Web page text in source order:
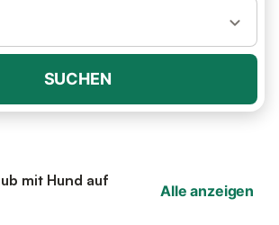
SUCHEN
mit Hund auf
Alle anzeigen